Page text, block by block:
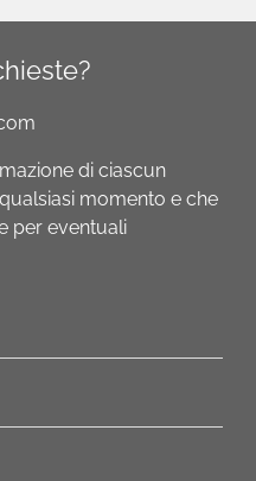
di ciascun
momento e che
per eventuali